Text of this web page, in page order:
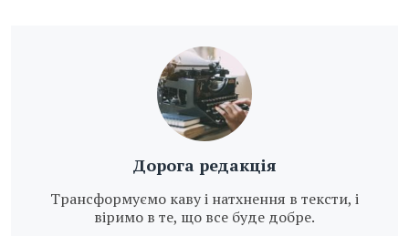
Дорога редакція
Трансформуємо каву і натхнення в тексти, і
віримо в те, що все буде добре.